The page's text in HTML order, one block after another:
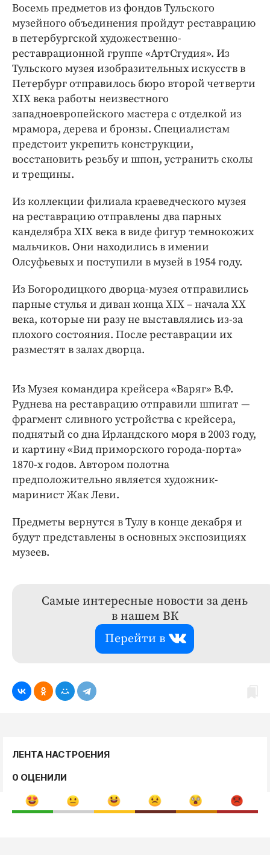
Восемь предметов из фондов Тульского
музейного объединения пройдут реставрацию
в петербургской художественно-
реставрационной группе «АртСтудия». Из
Тульского музея изобразительных искусств в
Петербург отправилось бюро второй четверти
XIX века работы неизвестного
западноевропейского мастера с отделкой из
мрамора, дерева и бронзы. Специалистам
предстоит укрепить конструкции,
восстановить резьбу и шпон, устранить сколы
и трещины.
Из коллекции филиала краеведческого музея
на реставрацию отправлены два парных
канделябра XIX века в виде фигур темнокожих
мальчиков. Они находились в имении
Олсуфьевых и поступили в музей в 1954 году.
Из Богородицкого дворца-музея отправились
парные стулья и диван конца XIX – начала XX
века, которые ни разу не выставлялись из-за
плохого состояния. После реставрации их
разместят в залах дворца.
Из Музея командира крейсера «Варяг» В.Ф.
Руднева на реставрацию отправили шпигат —
фрагмент сливного устройства с крейсера,
поднятый со дна Ирландского моря в 2003 году,
и картину «Вид приморского города-порта»
1870-х годов. Автором полотна
предположительно является художник-
маринист Жак Леви.
Предметы вернутся в Тулу в конце декабря и
будут представлены в основных экспозициях
музеев.
Самые интересные новости за день
в нашем ВК
Перейти в
ЛЕНТА НАСТРОЕНИЯ
0 ОЦЕНИЛИ